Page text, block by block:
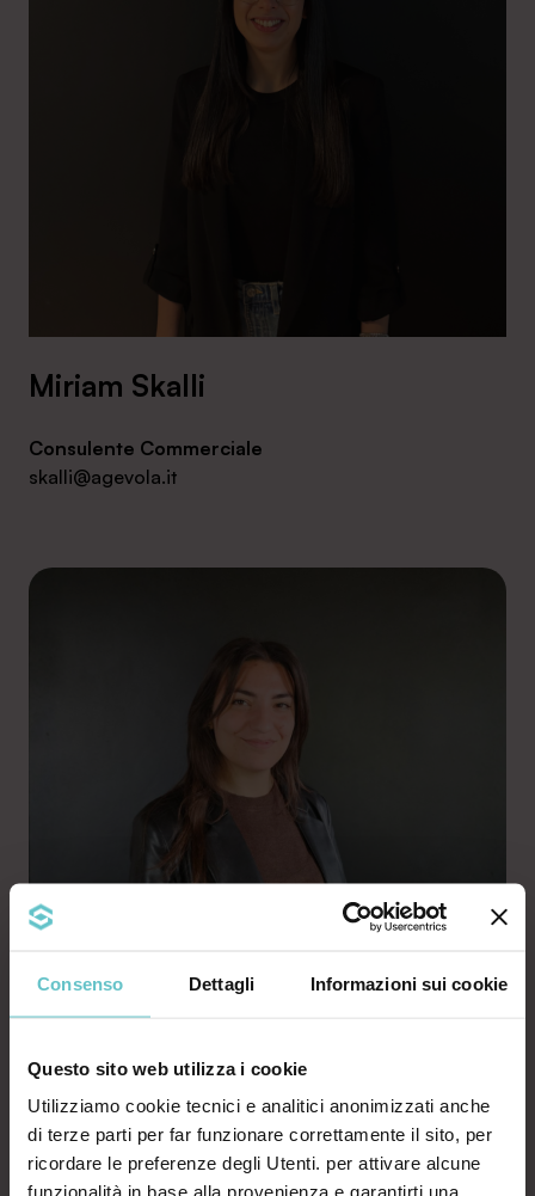
Consenso Dettagli Informazioni sui cookie
Questo sito web utilizza i cookie
Utilizziamo cookie tecnici e analitici anonimizzati anche
di terze parti per far funzionare correttamente il sito, per
ricordare le preferenze degli Utenti. per attivare alcune
funzionalità in base alla provenienza e garantirti una
Miriam Skalli
Consulente Commerciale
skalli@agevola.it
Lucrezia Bolchi
Consulente commerciale
bolchi@agevola.it